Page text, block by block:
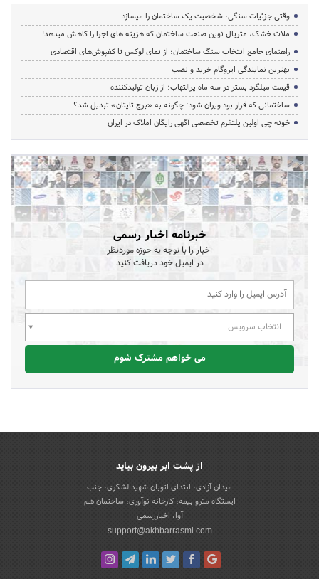
وقتی جزئیات سنگی، شخصیت یک ساختمان را میسازد
ملات خشک، متریال نوین صنعت ساختمان که هزینه‌ های اجرا را کاهش میدهد!
راهنمای جامع انتخاب سنگ ساختمان؛ از نمای لوکس تا کفپوش‌های اقتصادی
بهترین نمایندگی ایزوگام خرید و نصب
قیمت میلگرد بستر در سه ماه پرالتهاب؛ از زبان تولیدکننده
ساختمانی که قرار بود ویران شود؛ چگونه به «برج تایتان» تبدیل شد؟
خونه چی اولین پلتفرم تخصصی آگهی رایگان املاک در ایران
خبرنامه اخبار رسمی
اخبار را با توجه به حوزه موردنظر
در ایمیل خود دریافت کنید
انتخاب سرویس
می خواهم مشترک شوم
از پشت ابر بیرون بیاید
میدان آزادی، ابتدای اتوبان شهید لشکری، جنب
ایستگاه مترو بیمه، کارخانه نوآوری، ساختمان هم
آوا، اخباررسمی
support@akhbarrasmi.com